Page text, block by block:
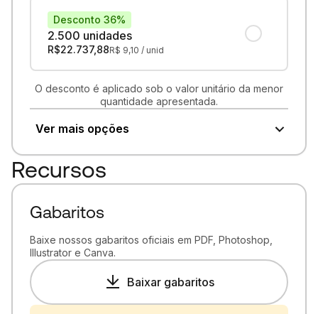
2.500 unidades
Desconto 36%
R$22.737,88R$ 9,10 / unid
O desconto é aplicado sob o valor unitário da menor
quantidade apresentada.
Ver mais opções
Recursos
Gabaritos
Baixe nossos gabaritos oficiais em PDF, Photoshop,
Illustrator e Canva.
Baixar gabaritos